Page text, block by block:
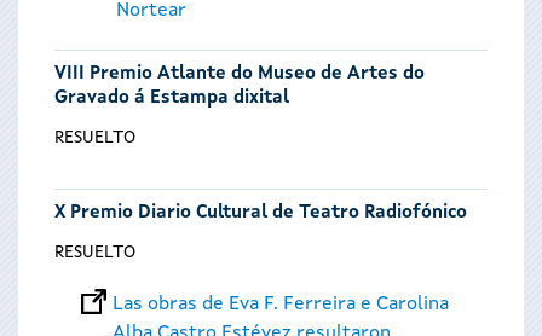
Nortear
VIII Premio Atlante do Museo de Artes do
Gravado á Estampa dixital
RESUELTO
X Premio Diario Cultural de Teatro Radiofónico
RESUELTO
Las obras de Eva F. Ferreira e Carolina